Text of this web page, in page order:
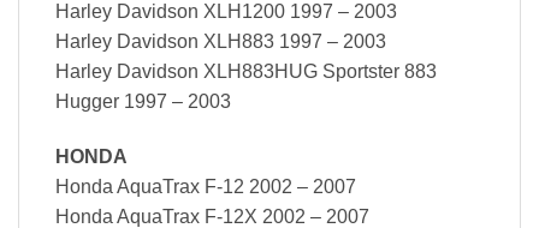
Harley Davidson XLH1200 1997 – 2003
Harley Davidson XLH883 1997 – 2003
Harley Davidson XLH883HUG Sportster 883
Hugger 1997 – 2003
HONDA
Honda AquaTrax F-12 2002 – 2007
Honda AquaTrax F-12X 2002 – 2007